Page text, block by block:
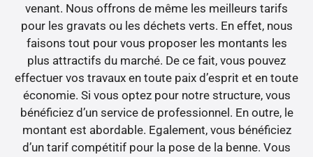
venant. Nous offrons de même les meilleurs tarifs
pour les gravats ou les déchets verts. En effet, nous
faisons tout pour vous proposer les montants les
plus attractifs du marché. De ce fait, vous pouvez
effectuer vos travaux en toute paix d’esprit et en toute
économie. Si vous optez pour notre structure, vous
bénéficiez d’un service de professionnel. En outre, le
montant est abordable. Egalement, vous bénéficiez
d’un tarif compétitif pour la pose de la benne. Vous